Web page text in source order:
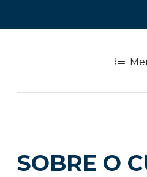
SOBRE O